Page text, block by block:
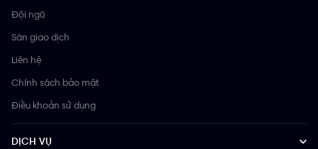
Đội ngũ
Sàn giao dịch
Liên hệ
Chính sách bảo mật
Điều khoản sử dụng
DỊCH VỤ